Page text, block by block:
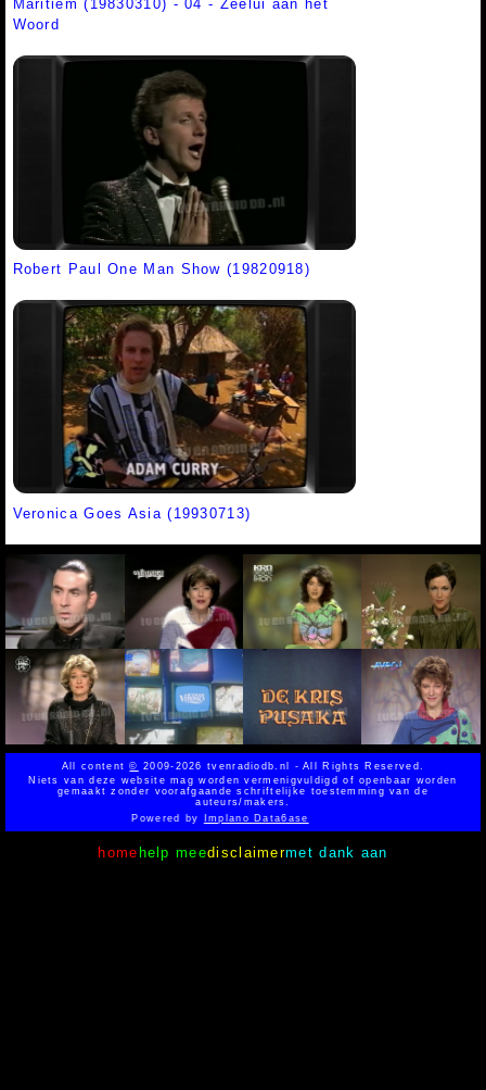
Maritiem (19830310) - 04 - Zeelui aan het
Woord
Robert Paul One Man Show (19820918)
Veronica Goes Asia (19930713)
All content© 2009-2026 tvenradiodb.nl - All Rights Reserved.
Niets van deze website mag worden vermenigvuldigd of openbaar worden
gemaakt zonder voorafgaande schriftelijke toestemming van de
auteurs/makers.
Powered by Implano Data6ase
home help meedisclaimermet dank aan